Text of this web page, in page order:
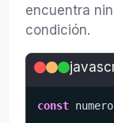
encuentra
condición.
const